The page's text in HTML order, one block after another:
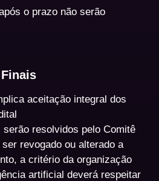
o prazo não serão
aceitação integral dos
resolvidos pelo Comitê
revogado ou alterado a
a critério da organização
artificial deverá respeitar